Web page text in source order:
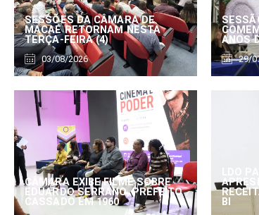
SESSÕES DA CÂMARA DE
MACAÉ RETORNAM NESTA
TERÇA-FEIRA (4)
03/08/2026
ANOS
29/
CÂMARA EXIBE FILME SOBRE
EDUARDO SERRANO, PREFEITO
CASSADO EM 1960
LDO
BI